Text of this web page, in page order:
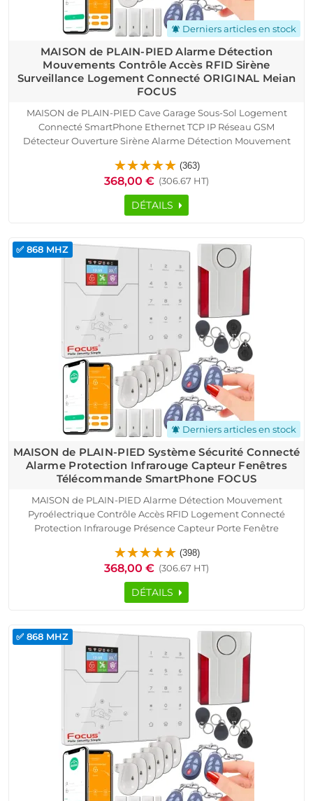
notifications_active Derniers articles en stock
MAISON de PLAIN-PIED Alarme Détection
Mouvements Contrôle Accès RFID Sirène
Surveillance Logement Connecté ORIGINAL Meian
FOCUS
MAISON de PLAIN-PIED Cave Garage Sous-Sol Logement
Connecté SmartPhone Ethernet TCP IP Réseau GSM
Détecteur Ouverture Sirène Alarme Détection Mouvement
Présence Capteur Porte Fenêtre Télécommande
(363)
368,00 € (306.67 HT)
DÉTAILS
notifications_active Derniers articles en stock
✅ 868 MHZ
MAISON de PLAIN-PIED Système Sécurité Connecté
Alarme Protection Infrarouge Capteur Fenêtres
Télécommande SmartPhone FOCUS
MAISON de PLAIN-PIED Alarme Détection Mouvement
Pyroélectrique Contrôle Accès RFID Logement Connecté
Protection Infrarouge Présence Capteur Porte Fenêtre
Sirène SmartPhone Ethernet TCP IP Réseau GSM
(398)
368,00 € (306.67 HT)
DÉTAILS
✅ 868 MHZ